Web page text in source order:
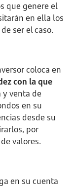
que genere el
en ella los
ser el caso.
coloca en
con la que
y venta de
en su
desde su
por
valores.
en su cuenta